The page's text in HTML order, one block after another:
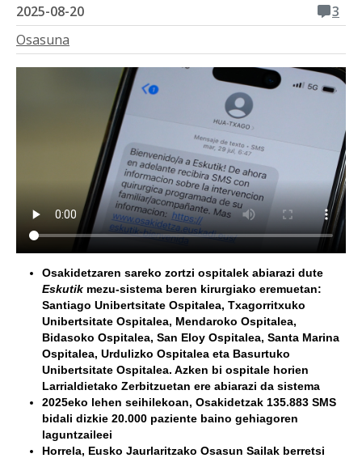
2025-08-20
3
Osasuna
Osakidetzaren sareko zortzi ospitalek abiarazi dute
Eskutik mezu-sistema beren kirurgiako eremuetan:
Santiago Unibertsitate Ospitalea, Txagorritxuko
Unibertsitate Ospitalea, Mendaroko Ospitalea,
Bidasoko Ospitalea, San Eloy Ospitalea, Santa Marina
Ospitalea, Urdulizko Ospitalea eta Basurtuko
Unibertsitate Ospitalea. Azken bi ospitale horien
Larrialdietako Zerbitzuetan ere abiarazi da sistema
2025eko lehen seihilekoan, Osakidetzak 135.883 SMS
bidali dizkie 20.000 paziente baino gehiagoren
laguntzaileei
Horrela, Eusko Jaurlaritzako Osasun Sailak berretsi